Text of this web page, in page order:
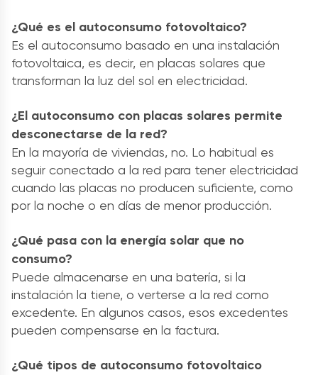
¿Qué es el autoconsumo fotovoltaico?
Es el autoconsumo basado en una instalación
fotovoltaica, es decir, en placas solares que
transforman la luz del sol en electricidad.
¿El autoconsumo con placas solares permite
desconectarse de la red?
En la mayoría de viviendas, no. Lo habitual es
seguir conectado a la red para tener electricidad
cuando las placas no producen suficiente, como
por la noche o en días de menor producción.
¿Qué pasa con la energía solar que no
consumo?
Puede almacenarse en una batería, si la
instalación la tiene, o verterse a la red como
excedente. En algunos casos, esos excedentes
pueden compensarse en la factura.
¿Qué tipos de autoconsumo fotovoltaico